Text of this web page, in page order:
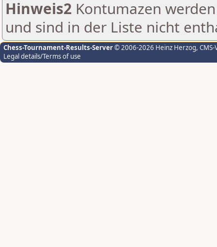
Hinweis2 Kontumazen
und sind in der Liste nicht
Chess-Tournament-Results-Server© 2006-2026 Heinz Herzog,
Legal details/Terms of use